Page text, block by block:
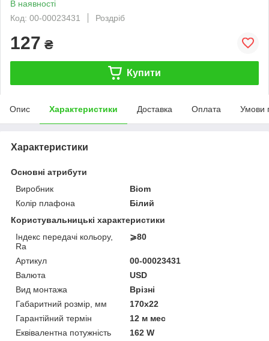
В наявності
Код: 00-00023431
Роздріб
127 ₴
Купити
Опис Характеристики Доставка Оплата Умови
Характеристики
Основні атрибути
Виробник
Biom
Колір плафона
Білий
Користувальницькі характеристики
Індекс передачі кольору,
Ra
⩾80
Артикул
00-00023431
Валюта
USD
Вид монтажа
Врізні
Габаритний розмір, мм
170x22
Гарантійний термін
12 м мес
Еквівалентна потужність
162 W